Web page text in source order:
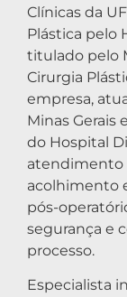
Clínicas da
Plástica pelo
titulado pelo
Cirurgia
empresa,
Minas
do Hospital
atendimento
acolhimento
pós-
segurança e
processo.
Especialista